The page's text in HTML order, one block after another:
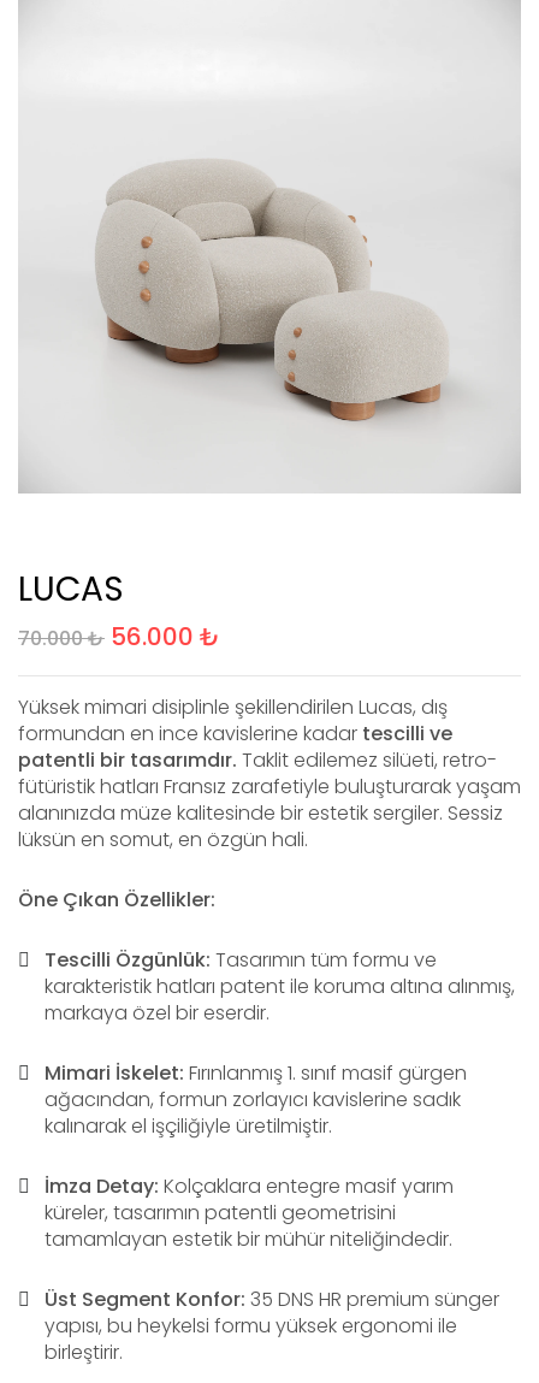
LUCAS
70.000₺ 56.000 ₺
Yüksek mimari disiplinle şekillendirilen Lucas, dış
formundan en ince kavislerine kadar tescilli ve
patentli bir tasarımdır. Taklit edilemez silüeti, retro-
fütüristik hatları Fransız zarafetiyle buluşturarak yaşam
alanınızda müze kalitesinde bir estetik sergiler. Sessiz
lüksün en somut, en özgün hali.
Öne Çıkan Özellikler:
Tescilli Özgünlük: Tasarımın tüm formu ve
karakteristik hatları patent ile koruma altına alınmış,
markaya özel bir eserdir.
Mimari İskelet: Fırınlanmış 1. sınıf masif gürgen
ağacından, formun zorlayıcı kavislerine sadık
kalınarak el işçiliğiyle üretilmiştir.
İmza Detay: Kolçaklara entegre masif yarım
küreler, tasarımın patentli geometrisini
tamamlayan estetik bir mühür niteliğindedir.
Üst Segment Konfor: 35 DNS HR premium sünger
yapısı, bu heykelsi formu yüksek ergonomi ile
birleştirir.